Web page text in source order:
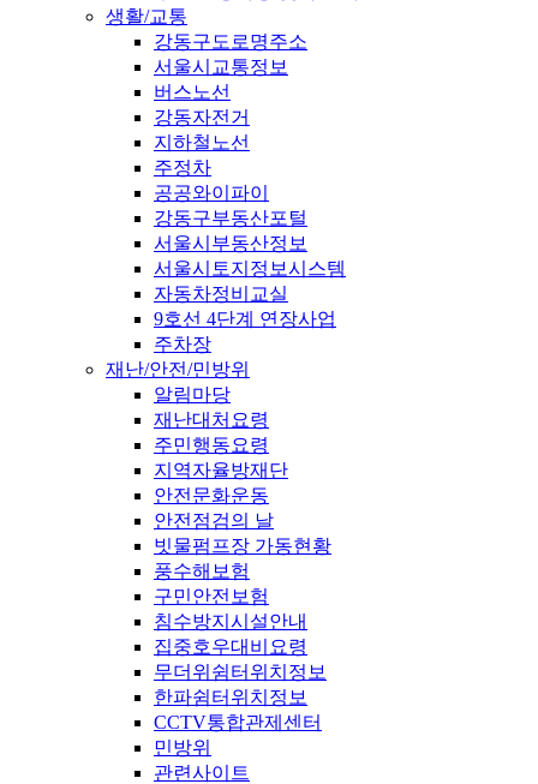
생활/교통
강동구도로명주소
서울시교통정보
버스노선
강동자전거
지하철노선
주정차
공공와이파이
강동구부동산포털
서울시부동산정보
서울시토지정보시스템
자동차정비교실
9호선 4단계 연장사업
주차장
재난/안전/민방위
알림마당
재난대처요령
주민행동요령
지역자율방재단
안전문화운동
안전점검의 날
빗물펌프장 가동현황
풍수해보험
구민안전보험
침수방지시설안내
집중호우대비요령
무더위쉼터위치정보
한파쉼터위치정보
CCTV통합관제센터
민방위
관련사이트